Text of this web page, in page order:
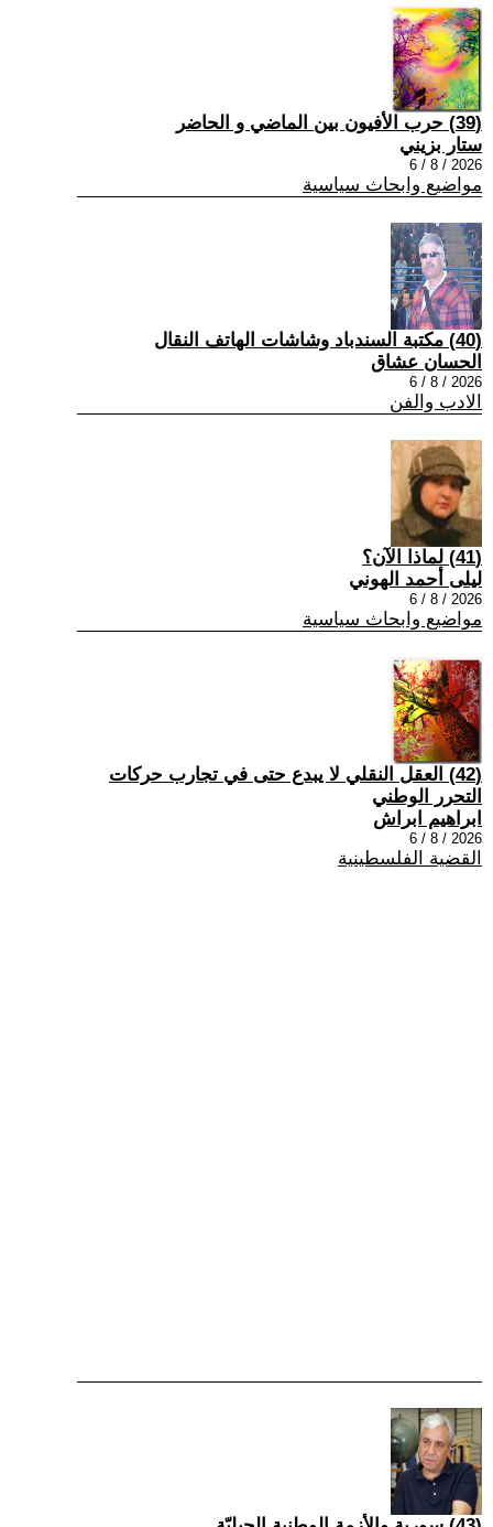
(39) حرب الأفيون بين الماضي و الحاضر
ستار بزيني
2026 / 8 / 6
مواضيع وابحاث سياسية
(40) مكتبة السندباد وشاشات الهاتف النقال
الحسان عشاق
2026 / 8 / 6
الادب والفن
(41) لماذا الآن؟
ليلى أحمد الهوني
2026 / 8 / 6
مواضيع وابحاث سياسية
(42) العقل النقلي لا يبدع حتى في تجارب حركات
التحرر الوطني
ابراهيم ابراش
2026 / 8 / 6
القضية الفلسطينية